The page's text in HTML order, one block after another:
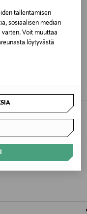
tallentamisen
sosiaalisen median
Voit muuttaa
löytyvästä